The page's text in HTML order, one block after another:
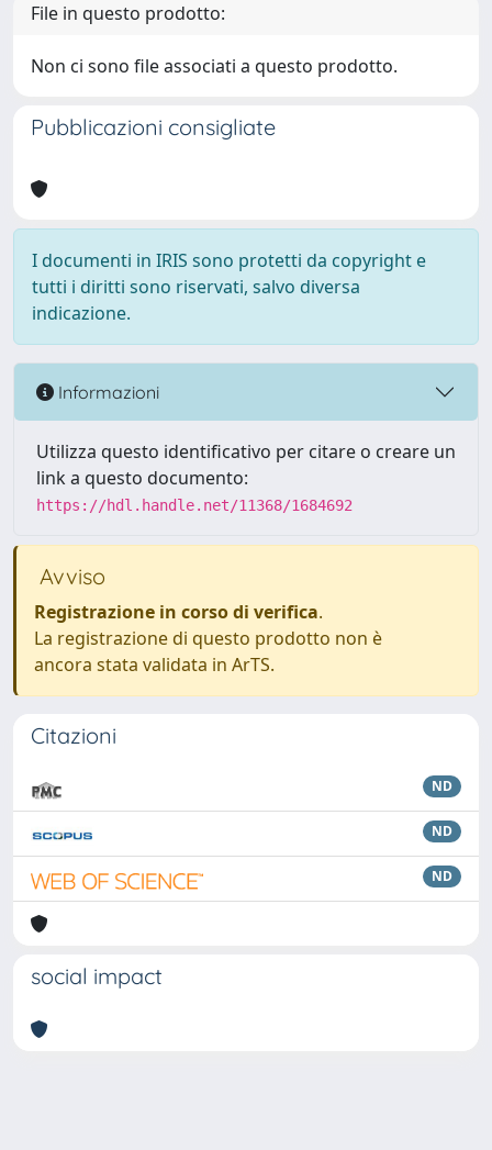
File in questo prodotto:
Non ci sono file associati a questo prodotto.
Pubblicazioni consigliate
I documenti in IRIS sono protetti da copyright e
tutti i diritti sono riservati, salvo diversa
indicazione.
Informazioni
Utilizza questo identificativo per citare o creare un
link a questo documento:
https://hdl.handle.net/11368/1684692
Avviso
Registrazione in corso di verifica.
La registrazione di questo prodotto non è
ancora stata validata in ArTS.
Citazioni
ND
ND
ND
social impact